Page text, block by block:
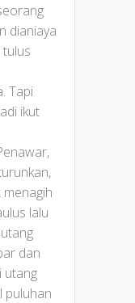
dianiaya
Tapi
ikut
lalu
dan
utang
puluhan